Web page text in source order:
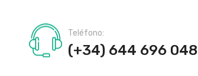
Teléfono:
(+34) 644 696 048